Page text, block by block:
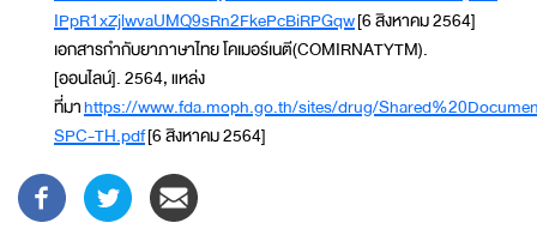
IPpR1xZjlwvaUMQ9sRn2FkePcBiRPGqw[6 สิงหาคม 2564]
เอกสารกำกับยาภาษาไทย โคเมอร์เนตี(COMIRNATYTM).
[ออนไลน์]. 2564, แหล่ง
ที่มาhttps://www.fda.moph.go.th/sites/drug/
SPC-TH.pdf[6 สิงหาคม 2564]